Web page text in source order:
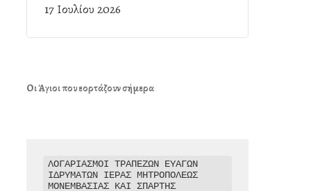
17 Ιουλίου 2026
Οι Άγιοι που εορτάζουν σήμερα
ΛΟΓΑΡΙΑΣΜΟΙ ΤΡΑΠΕΖΩΝ ΕΥΑΓΩΝ
ΙΔΡΥΜΑΤΩΝ ΙΕΡΑΣ ΜΗΤΡΟΠΟΛΕΩΣ
ΜΟΝΕΜΒΑΣΙΑΣ ΚΑΙ ΣΠΑΡΤΗΣ